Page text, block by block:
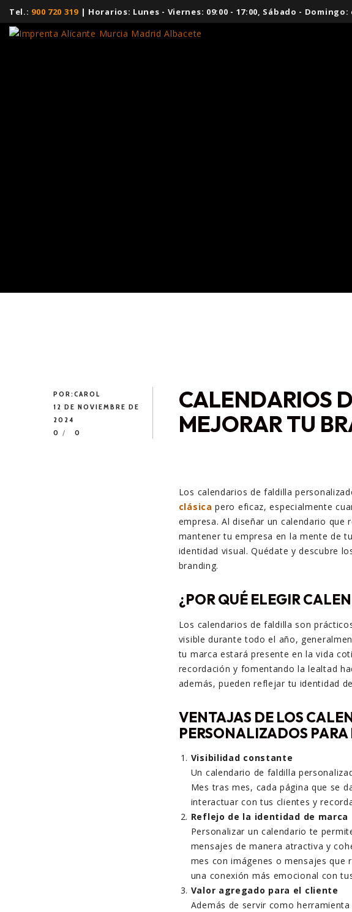
Tel.: 900 720 319| Horarios: Lunes - Viernes: 09:00 - 17:00, Sábado - Domingo:
POR:CAROL
12 DE NOVIEMBRE DE
2024
0
0
CALENDARIOS
MEJORAR TU
Los calendarios de faldilla
clásica pero eficaz, especialmente
empresa. Al diseñar un calendario que
mantener tu empresa en la mente de
identidad visual. Quédate y descubre
branding.
¿POR QUÉ ELEGIR
Los calendarios de faldilla son
visible durante todo el año,
tu marca estará presente en la vida
recordación y fomentando la lealtad
además, pueden reflejar tu identidad
VENTAJAS DE LOS
PERSONALIZADOS
Visibilidad constante
Un calendario de faldilla
Mes tras mes, cada página que se
interactuar con tus clientes y
Reflejo de la identidad de marca
Personalizar un calendario te
mensajes de manera atractiva y
mes con imágenes o mensajes
una conexión más emocional con
Valor agregado para el cliente
Además de servir como